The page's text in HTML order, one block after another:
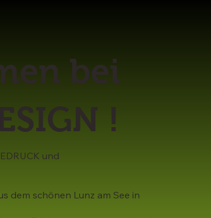
bei
!
und
dem schönen Lunz am See in